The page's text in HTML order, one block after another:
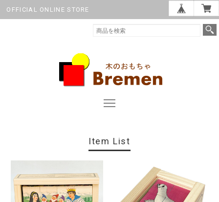
OFFICIAL ONLINE STORE
Item List